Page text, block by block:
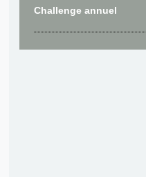
Challenge annuel